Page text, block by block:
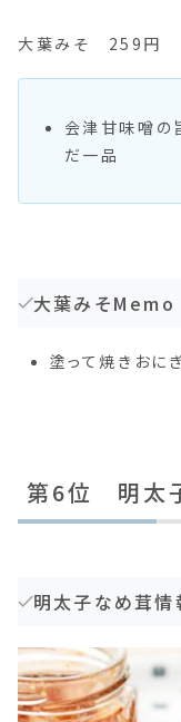
大葉みそ 259円
会津甘味噌の
だ一品
大葉みそMemo
塗って焼きおに
第6位 明太
明太子なめ茸情